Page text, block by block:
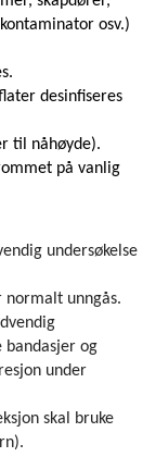
osv.)
desinfiseres
til nåhøyde).
på vanlig
undersøkelse
normalt unngås.
bandasjer og
under
skal bruke